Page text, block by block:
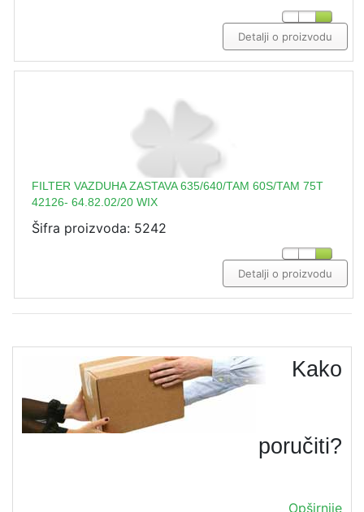
Detalji o proizvodu
FILTER VAZDUHA ZASTAVA 635/640/TAM 60S/TAM 75T
42126- 64.82.02/20 WIX
Šifra proizvoda: 5242
Detalji o proizvodu
Kako
poručiti?
Opširnije